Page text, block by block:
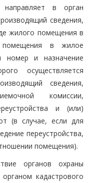
направляет в орган
сведения,
жилого помещения в
помещения в жилое
номер и назначение
осуществляется
сведения,
комиссии,
и (или)
(в случае, если для
переустройства,
помещения).
органов охраны
кадастрового